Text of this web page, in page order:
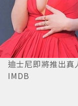
迪士尼即將推出真
IMDB